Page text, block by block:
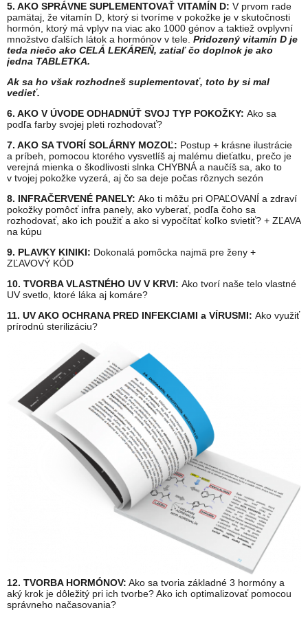
5. AKO SPRÁVNE SUPLEMENTOVAŤ VITAMÍN D: V prvom rade
pamätaj, že vitamín D, ktorý si tvoríme v pokožke je v skutočnosti
hormón, ktorý má vplyv na viac ako 1000 génov a taktiež ovplyvní
množstvo ďalších látok a hormónov v tele. Pridozený vitamín D je
teda niečo ako CELÁ LEKÁREŇ, zatiaľ čo doplnok je ako
jedna TABLETKA.
Ak sa ho však rozhodneš suplementovať, toto by si mal
vedieť.
6. AKO V ÚVODE ODHADNÚŤ SVOJ TYP POKOŽKY: Ako sa
podľa farby svojej pleti rozhodovať?
7. AKO SA TVORÍ SOLÁRNY MOZOĽ: Postup + krásne ilustrácie
a príbeh, pomocou ktorého vysvetlíš aj malému dieťatku, prečo je
verejná mienka o škodlivosti slnka CHYBNÁ a naučíš sa, ako to
v tvojej pokožke vyzerá, aj čo sa deje počas rôznych sezón
8. INFRAČERVENÉ PANELY: Ako ti môžu pri OPAĽOVANÍ a zdraví
pokožky pomôcť infra panely, ako vyberať, podľa čoho sa
rozhodovať, ako ich použiť a ako si vypočítať koľko svietiť? + ZĽAVA
na kúpu
9. PLAVKY KINIKI: Dokonalá pomôcka najmä pre ženy +
ZĽAVOVÝ KÓD
10. TVORBA VLASTNÉHO UV V KRVI: Ako tvorí naše telo vlastné
UV svetlo, ktoré láka aj komáre?
11. UV AKO OCHRANA PRED INFEKCIAMI a VÍRUSMI: Ako využiť
prírodnú sterilizáciu?
12. TVORBA HORMÓNOV: Ako sa tvoria základné 3 hormóny a
aký krok je dôležitý pri ich tvorbe? Ako ich optimalizovať pomocou
správneho načasovania?